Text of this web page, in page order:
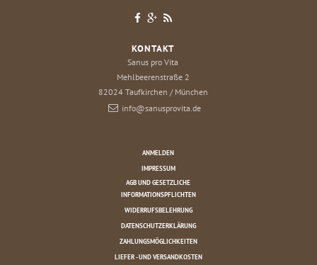
KONTAKT
Sanus pro Vita
Mehlbeerenstraße 2
82024 Taufkirchen / München
info@sanusprovita.de
ANMELDEN
IMPRESSUM
AGB UND GESETZLICHE
INFORMATIONSPFLICHTEN
WIDERRUFSBELEHRUNG
DATENSCHUTZERKLÄRUNG
ZAHLUNGSMÖGLICHKEITEN
LIEFER - UND VERSANDKOSTEN